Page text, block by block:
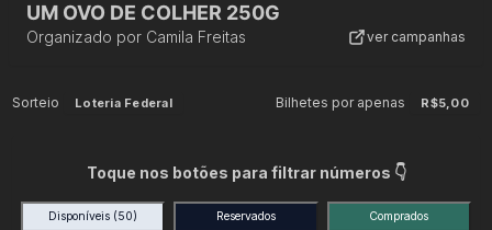
UM OVO DE COLHER 250G
Organizado por Camila Freitas ver campanhas
Sorteio Loteria Federal Bilhetes por apenas R$5,00
Toque nos botões para filtrar números 👇
Disponíveis (50) Reservados Comprados